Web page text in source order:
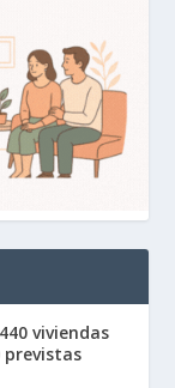
viviendas
previstas